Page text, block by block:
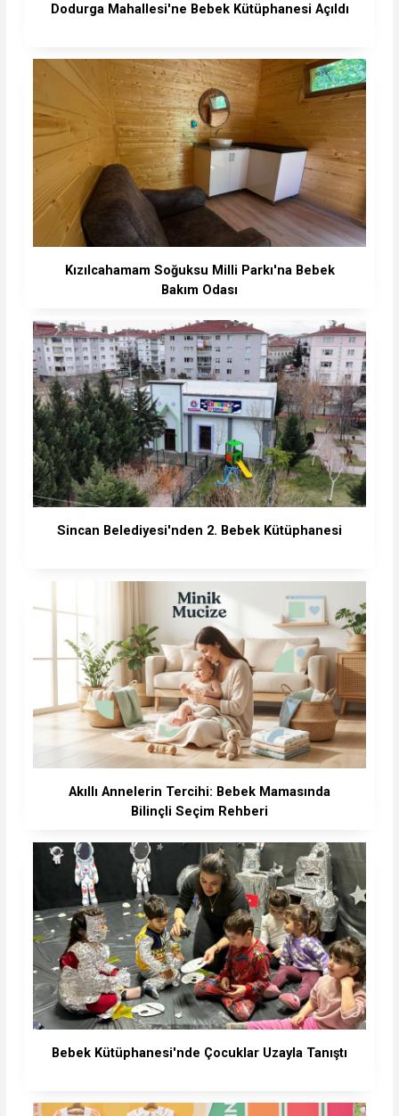
Dodurga Mahallesi'ne Bebek Kütüphanesi Açıldı
Kızılcahamam Soğuksu Milli Parkı'na Bebek
Bakım Odası
Sincan Belediyesi'nden 2. Bebek Kütüphanesi
Akıllı Annelerin Tercihi: Bebek Mamasında
Bilinçli Seçim Rehberi
Bebek Kütüphanesi'nde Çocuklar Uzayla Tanıştı